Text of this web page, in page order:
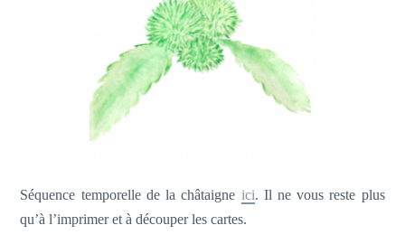
Séquence temporelle de la châtaigne ici. Il ne vous reste plus
qu’à l’imprimer et à découper les cartes.